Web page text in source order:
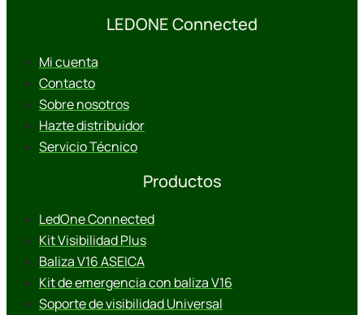
LEDONE Connected
Mi cuenta
Contacto
Sobre nosotros
Hazte distribuidor
Servicio Técnico
Productos
LedOne Connected
Kit Visibilidad Plus
Baliza V16 ASEICA
Kit de emergencia con baliza V16
Soporte de visibilidad Universal